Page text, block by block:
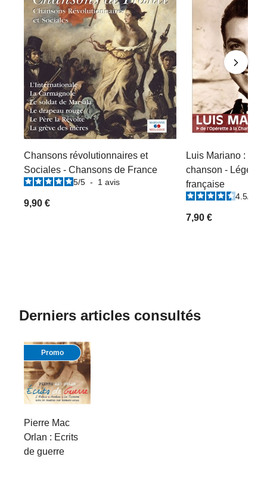
Chansons révolutionnaires et
Sociales - Chansons de France
5/5 - 1 avis
9,90 €
Luis Mariano : De
chanson -
française
4.5/
7,90 €
Derniers articles consultés
Promo
Pierre Mac
Orlan : Ecrits
de guerre